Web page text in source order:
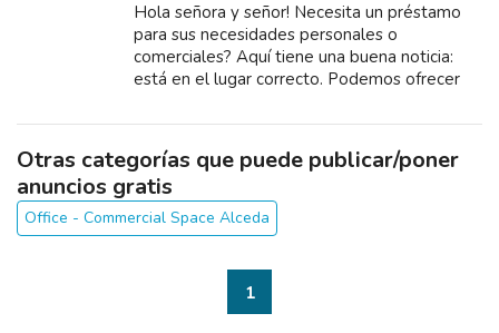
Hola señora y señor! Necesita un préstamo
para sus necesidades personales o
comerciales? Aquí tiene una buena noticia:
está en el lugar correcto. ‎Podemos ofrecer
Otras categorías que puede publicar/poner
anuncios gratis
Office - Commercial Space Alceda
1